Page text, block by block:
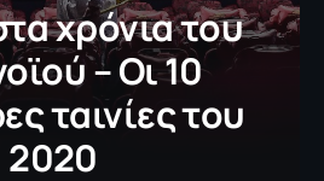
χρόνια του
– Οι 10
ταινίες του
2020